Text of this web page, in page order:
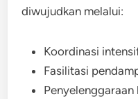
diwujudkan melalui:
Koordinasi
Fasilitasi